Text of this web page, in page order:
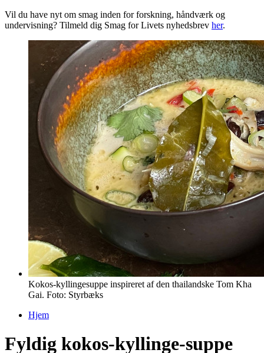
Vil du have nyt om smag inden for forskning, håndværk og
undervisning? Tilmeld dig Smag for Livets nyhedsbrev her.
Kokos-kyllingesuppe inspireret af den thailandske Tom Kha
Gai. Foto: Styrbæks
Hjem
Fyldig kokos-kyllinge-suppe